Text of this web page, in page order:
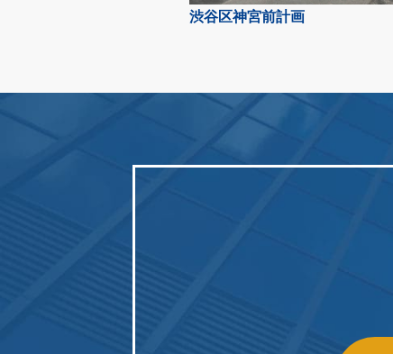
渋谷区神宮前計画